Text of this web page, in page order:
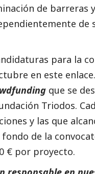
de barreras
para la
en este enlace.
que se
Triodos.
y las que
de la
€ por proyecto.